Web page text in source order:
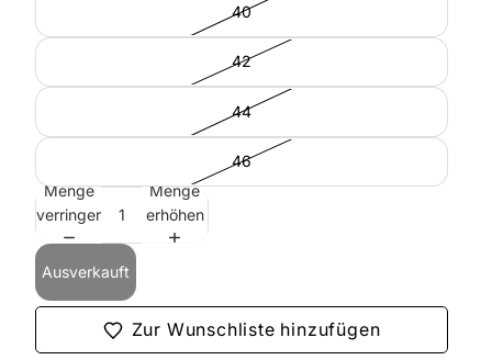
40
42
44
46
Menge
verringern
Menge
erhöhen
Ausverkauft
Zur Wunschliste hinzufügen